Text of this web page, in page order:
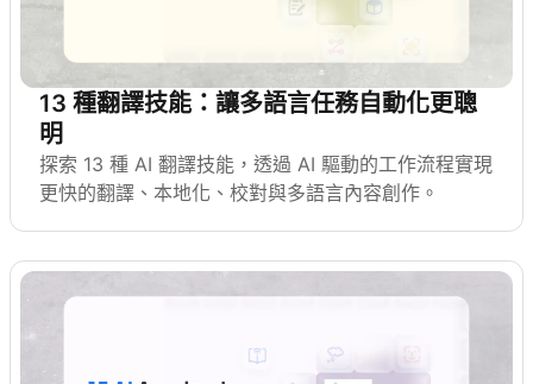
13 種翻譯技能：讓多語言任務自動化更聰
明
探索 13 種 AI 翻譯技能，透過 AI 驅動的工作流程實現
更快的翻譯、本地化、校對與多語言內容創作。